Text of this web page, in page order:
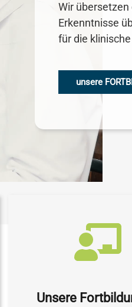
Wir
Erkenntnisse
für die
unsere
Unsere